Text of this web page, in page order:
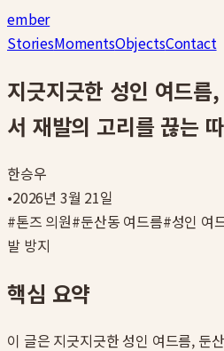
ember
StoriesMomentsObjectsContact
지긋지긋한 성인 여드름
서 재발의 고리를 끊는
한승우
•2026년 3월 21일
#톤즈 의원#둔산동 여드름#성인 여
발 방지
핵심 요약
이 글은 지긋지긋한 성인 여드름, 둔